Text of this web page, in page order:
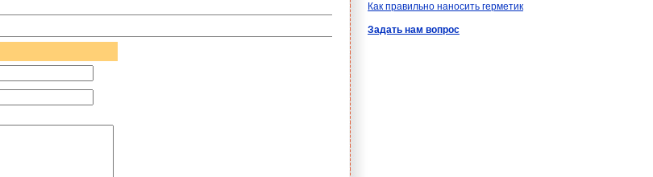
Как правильно наносить герметик
Задать нам вопрос